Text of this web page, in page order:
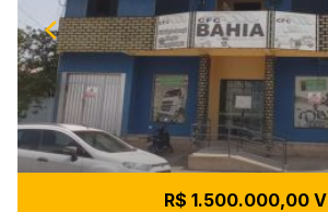
R$ 1.500.000,00 V